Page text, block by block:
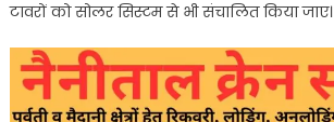
टावरों को सोलर सिस्टम से भी संचालित किया जाए।